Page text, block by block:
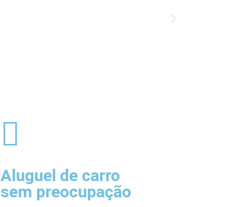
Aluguel de carro
sem preocupação